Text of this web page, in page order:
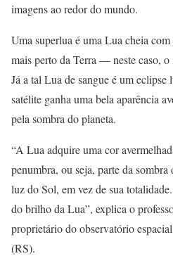
imagens ao redor do mundo.
Uma superlua é uma Lua cheia
mais perto da Terra — neste caso,
Já a tal Lua de sangue é um eclipse
satélite ganha uma bela aparência
pela sombra do planeta.
“A Lua adquire uma cor
penumbra, ou seja, parte da
luz do Sol, em vez de sua
do brilho da Lua”, explica o
proprietário do observatório
(RS).